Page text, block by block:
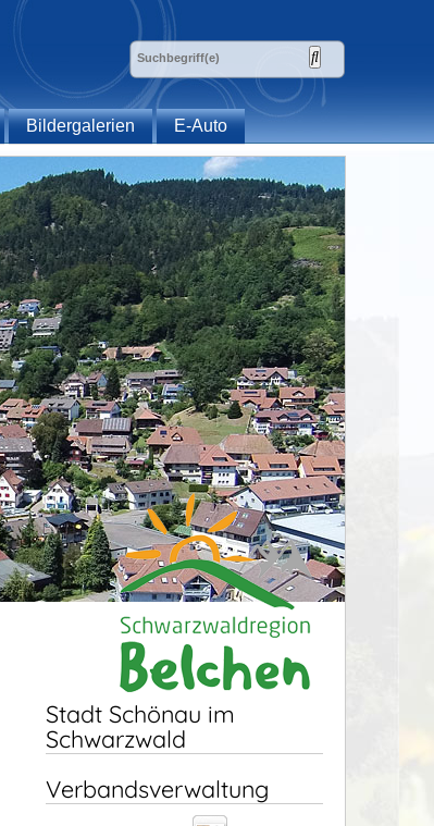
Bildergalerien
E-Auto
Stadt Schönau im
Schwarzwald
Verbandsverwaltung